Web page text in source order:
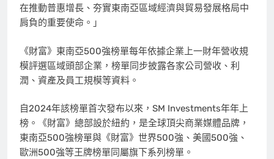
在推動普惠增長、夯實東南亞區域經濟與貿易發展格局中
肩負的重要使命。」
《財富》東南亞500強榜單每年依據企業上一財年營收規
模評選區域頭部企業，榜單同步披露各家公司營收、利
潤、資產及員工規模等資料。
自2024年該榜單首次發布以來，SM Investments年年上
榜。《財富》總部設於紐約，是全球頂尖商業媒體品牌，
東南亞500強榜單與《財富》世界500強、美國500強、
歐洲500強等王牌榜單同屬旗下系列榜單。